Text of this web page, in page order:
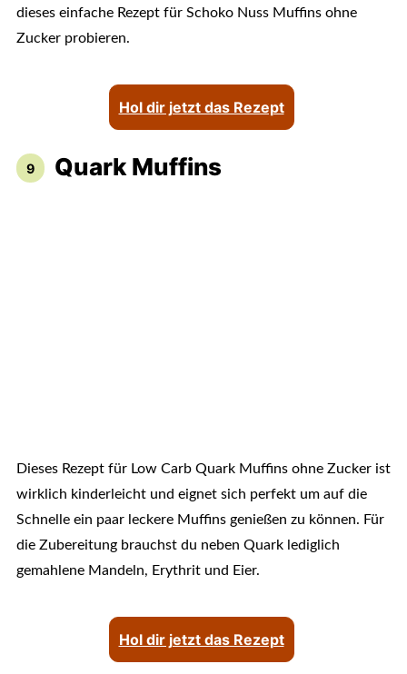
dieses einfache Rezept für Schoko Nuss Muffins ohne
Zucker probieren.
Hol dir jetzt das Rezept
Quark Muffins
Dieses Rezept für Low Carb Quark Muffins ohne Zucker ist
wirklich kinderleicht und eignet sich perfekt um auf die
Schnelle ein paar leckere Muffins genießen zu können. Für
die Zubereitung brauchst du neben Quark lediglich
gemahlene Mandeln, Erythrit und Eier.
Hol dir jetzt das Rezept